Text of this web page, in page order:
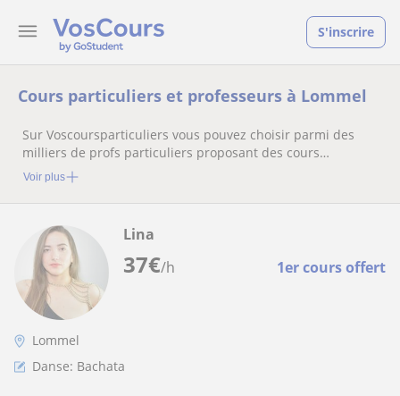
S'inscrire
Cours particuliers et professeurs à Lommel
Sur Voscoursparticuliers vous pouvez choisir parmi des
milliers de profs particuliers proposant des cours
particuliers
Voir plus
37€/h 1er cours offert
Lina
Lommel
Danse: Bachata